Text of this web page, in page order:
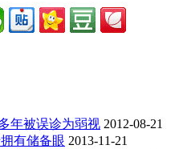
年被误诊为弱视 2012-08-21
有储备眼 2013-11-21